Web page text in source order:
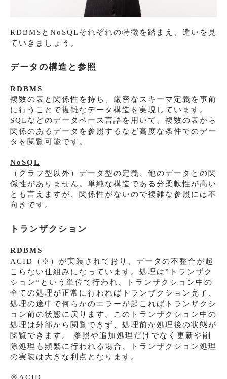
RDBMSとNoSQLそれぞれの特徴を踏まえ、違いを見
ていきましょう。
データの構造と参照
RDBMS
複数の表と関係性を持ち、厳密なスキーマ定義を事前
に行うことで複雑なデータ構造を実現しています。
SQLなどのデータベース言語を用いて、複数の表から
関係のあるデータを参照するなど高度な条件でのデー
タを閲覧可能です。
NoSQL
（グラフ型以外）データ型の定義、他のデータとの関
係性がありません。単純な構造である分柔軟性が高い
とも言えますが、関係性がないので複雑な参照には不
向きです。
トランザクション
RDBMS
ACID（※）が実装されており、データの不整合が起
こらない仕組みになっています。処理は”トランザク
ション”という単位で行われ、トランザクション中の
全ての処理が正常に行わればトランザクション完了、
処理の途中で何らかのエラーが起こればトランザクシ
ョン前の状態に戻ります。このトランザクション中の
処理は外部から閲覧できず、処理前か処理後の状態が
閲覧できます。 参照や追加処理だけでなく更新や削
除処理も頻繁に行われる場合、トランザクション処理
の実装は大きな利点となります。
※ACID